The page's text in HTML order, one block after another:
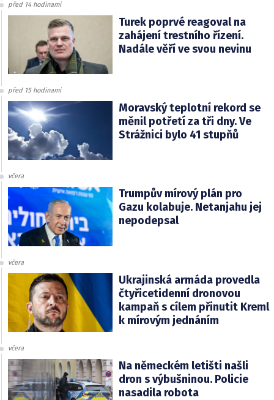
před 14 hodinami
Turek poprvé reagoval na
zahájení trestního řízení.
Nadále věří ve svou nevinu
před 15 hodinami
Moravský teplotní rekord se
měnil potřetí za tři dny. Ve
Strážnici bylo 41 stupňů
včera
Trumpův mírový plán pro
Gazu kolabuje. Netanjahu jej
nepodepsal
včera
Ukrajinská armáda provedla
čtyřicetidenní dronovou
kampaň s cílem přinutit Kreml
k mírovým jednáním
včera
Na německém letišti našli
dron s výbušninou. Policie
nasadila robota